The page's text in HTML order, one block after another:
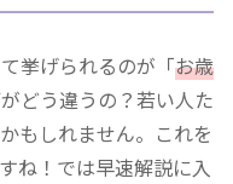
挙げられるのが「お歳
どう違うの？若い人た
もしれません。これを
ね！では早速解説に入